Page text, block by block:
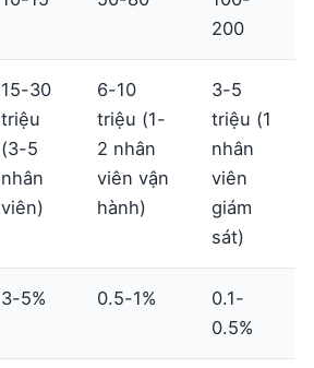
200
15-30
triệu
(3-5
nhân
viên)
6-10
triệu (1-
2 nhân
viên vận
hành)
3-5
triệu (1
nhân
viên
giám
sát)
3-5% 0.5-1%
0.1-
0.5%